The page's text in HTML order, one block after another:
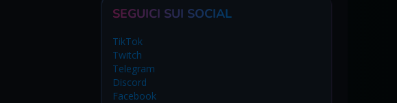
SEGUICI SUI SOCIAL
TikTok
Twitch
Telegram
Discord
Facebook